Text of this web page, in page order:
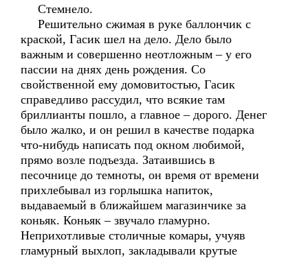
Стемнело.
Решительно сжимая в руке баллончик с
краской, Гасик шел на дело. Дело было
важным и совершенно неотложным – у его
пассии на днях день рождения. Со
свойственной ему домовитостью, Гасик
справедливо рассудил, что всякие там
бриллианты пошло, а главное – дорого. Денег
было жалко, и он решил в качестве подарка
что-нибудь написать под окном любимой,
прямо возле подъезда. Затаившись в
песочнице до темноты, он время от времени
прихлебывал из горлышка напиток,
выдаваемый в ближайшем магазинчике за
коньяк. Коньяк – звучало гламурно.
Неприхотливые столичные комары, учуяв
гламурный выхлоп, закладывали крутые